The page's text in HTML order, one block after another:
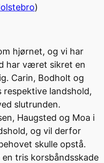
)
hjørnet, og vi har
har været sikret en
Carin, Bodholt og
respektive landshold,
slutrunden.
Haugsted og Moa i
og vil derfor
skulle opstå.
tris korsbåndsskade